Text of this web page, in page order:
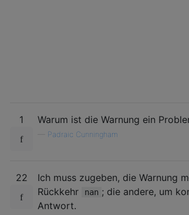
1 Warum ist die Warnung ein
Padraic Cunningham
22
Ich muss zugeben, die Warnung
Rückkehr
nan ; die andere, um
Antwort.